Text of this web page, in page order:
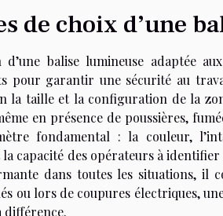
de choix d’une
d’une balise lumineuse adaptée
pour garantir une sécurité au
la taille et la configuration de la
en présence de poussières,
fondamental : la couleur,
capacité des opérateurs à
dans toutes les situations, il
ou lors de coupures électriques,
différence.